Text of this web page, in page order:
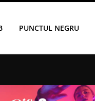
PUNCTUL NEGRU